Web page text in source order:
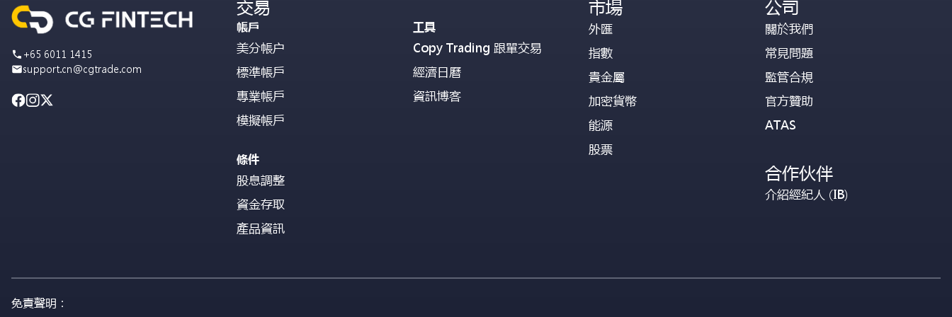
+65 6011 1415
support.cn@cgtrade.com
交易
帳戶
美分帳户
標準帳戶
專業帳戶
模擬帳戶
條件
股息調整
資金存取
產品資訊
工具
Copy Trading 跟單交易
經濟日曆
資訊博客
市場
外匯
指數
貴金屬
加密貨幣
能源
股票
公司
關於我們
常見問題
監管合規
官方贊助
ATAS
合作伙伴
介紹經紀人 (IB)
免責聲明：